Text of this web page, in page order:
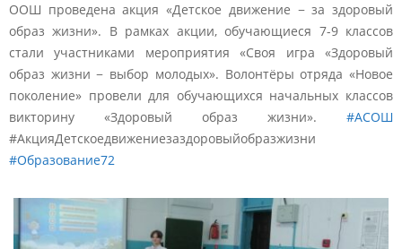
ООШ проведена акция «Детское движение − за здоровый
образ жизни». В рамках акции, обучающиеся 7-9 классов
стали участниками мероприятия «Своя игра «Здоровый
образ жизни − выбор молодых». Волонтёры отряда «Новое
поколение» провели для обучающихся начальных классов
викторину «Здоровый образ жизни». #АСОШ
#АкцияДетскоедвижениезаздоровыйобразжизни
#Образование72